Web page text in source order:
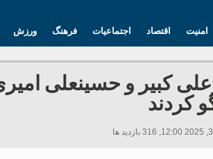
ورزش فرهنگ اجتماعیات اقتصاد امنیت
کبیر و حسینعلی
کردند